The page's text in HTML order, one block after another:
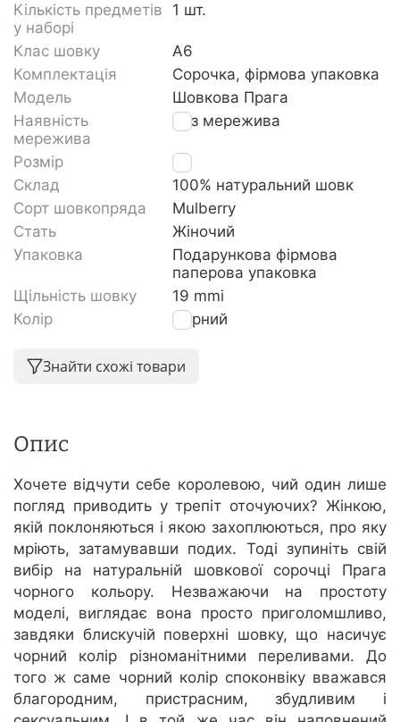
Кількість предметів
у наборі
1 шт.
Клас шовку
A6
Комплектація
Сорочка, фірмова упаковка
Модель
Шовкова Прага
Наявність
мережива
Без мережива
Розмір
XL
Склад
100% натуральний шовк
Сорт шовкопряда
Mulberry
Стать
Жіночий
Упаковка
Подарункова фірмова
паперова упаковка
Щільність шовку
19 mmi
Колір
Чорний
Знайти схожі товари
Опис
Хочете відчути себе королевою, чий один лише
погляд приводить у трепіт оточуючих? Жінкою,
якій поклоняються і якою захоплюються, про яку
мріють, затамувавши подих. Тоді зупиніть свій
вибір на натуральній шовкової сорочці Прага
чорного кольору. Незважаючи на простоту
моделі, виглядає вона просто приголомшливо,
завдяки блискучій поверхні шовку, що насичує
чорний колір різноманітними переливами. До
того ж саме чорний колір споконвіку вважався
благородним, пристрасним, збудливим і